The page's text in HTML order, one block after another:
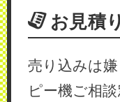
お見積
売り込みは
ピー機ご相談